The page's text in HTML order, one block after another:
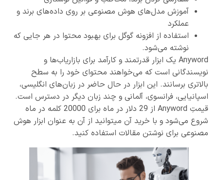
آموزش مدل‌های هوش مصنوعی بر روی داده‌های برند و
عملکرد
استفاده از افزونه گوگل برای بهبود محتوا در هر جایی که
نوشته می‌شود‌.
Anyword یک ابزار قدرتمند و کارآمد برای بازاریاب‌ها و
نویسندگانی است که می‌خواهند محتوای خود را به سطح
بالاتری برسانند. این ابزار در حال حاضر در زبان‌های انگلیسی،
اسپانیایی، فرانسوی، آلمانی و چند زبان دیگر در دسترس است.
قیمتِ Anyword از 29 دلار در ماه برای 20000 کلمه در ماه
شروع می‌شود‌ و با خرید آن میتوانید از آن به عنوان ابزار هوش
مصنوعی برای نوشتن مقالات استفاده کنید.